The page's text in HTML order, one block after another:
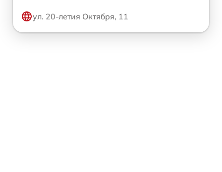
ул. 20-летия Октября, 11